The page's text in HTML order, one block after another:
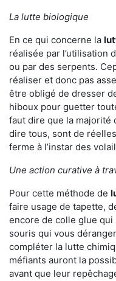
La lutte biologique
En ce qui concerne la
réalisée par l’utilisation
ou par des serpents.
réaliser et donc pas
être obligé de dresser
hiboux pour guetter
faut dire que la majorité
dire tous, sont de
ferme à l’instar des
Une action curative à
Pour cette méthode de
faire usage de tapette,
encore de colle glue
souris qui vous
compléter la lutte
méfiants auront la
avant que leur